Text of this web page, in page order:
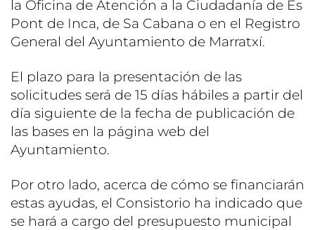
la Oficina de Atención a la Ciudadanía de Es
Pont de Inca, de Sa Cabana o en el Registro
General del Ayuntamiento de Marratxí.
El plazo para la presentación de las
solicitudes será de 15 días hábiles a partir del
día siguiente de la fecha de publicación de
las bases en la página web del
Ayuntamiento.
Por otro lado, acerca de cómo se financiarán
estas ayudas, el Consistorio ha indicado que
se hará a cargo del presupuesto municipal